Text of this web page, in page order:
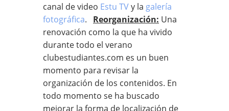
canal de video Estu TVy la galería
fotográfica. Reorganización: Una
renovación como la que ha vivido
durante todo el verano
clubestudiantes.com es un buen
momento para revisar la
organización de los contenidos. En
todo momento se ha buscado
mejorar la forma de localización de